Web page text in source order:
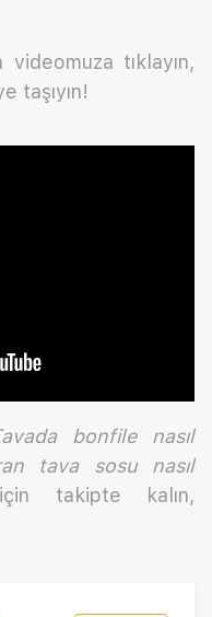
tıklayın,
taşıyın!
bonfile nasıl
tava sosu nasıl
için takipte kalın,